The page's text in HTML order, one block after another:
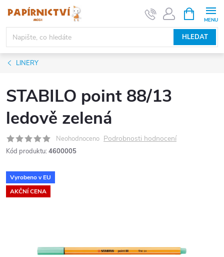
obsah
HLEDAT
NÁKUPNÍ
KOŠÍK
LINERY
STABILO point 88/13
ledově zelená
Neohodnoceno Podrobnosti hodnocení
Kód produktu: 4600005
Vyrobeno v EU
AKČNÍ CENA